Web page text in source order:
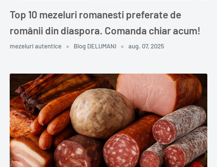
Top 10 mezeluri romanesti preferate de
românii din diaspora. Comanda chiar acum!
mezeluri autentice Blog DELUMANI aug. 07, 2025